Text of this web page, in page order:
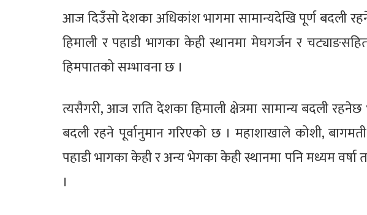
आज दिउँसो देशका अधिकांश भागमा सामान्यदेखि पूर्ण बदली
हिमाली र पहाडी भागका केही स्थानमा मेघगर्जन र चट्याङसहित
हिमपातको सम्भावना छ ।
त्यसैगरी, आज राति देशका हिमाली क्षेत्रमा सामान्य बदली
बदली रहने पूर्वानुमान गरिएको छ । महाशाखाले कोशी,
पहाडी भागका केही र अन्य भेगका केही स्थानमा पनि मध्यम
।